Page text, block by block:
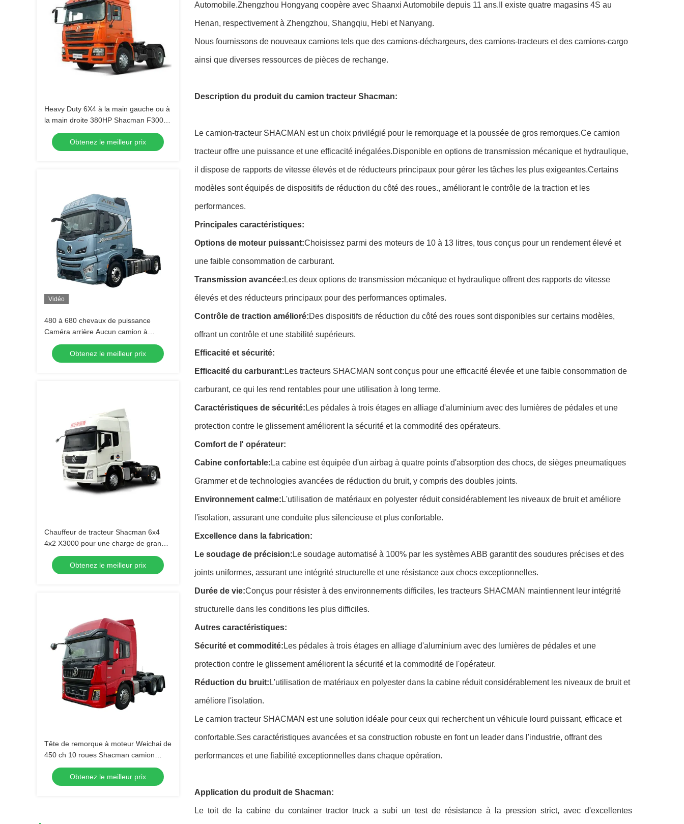
Heavy Duty 6X4 à la main gauche ou à
la main droite 380HP Shacman F3000
Tracteur remorque
Obtenez le meilleur prix
Vidéo
480 à 680 chevaux de puissance
Caméra arrière Aucun camion à
bascule amovible X6000 4x2 560
chevaux 610 chevaux 680 chevaux
Obtenez le meilleur prix
Chauffeur de tracteur Shacman 6x4
4x2 X3000 pour une charge de grande
capacité et les exigences du client
Obtenez le meilleur prix
Tête de remorque à moteur Weichai de
450 ch 10 roues Shacman camion
lourd pour une faible consommation de
carburantObtenez le meilleur prix
Automobile.Zhengzhou Hongyang coopère avec Shaanxi Automobile depuis 11 ans.Il existe quatre magasins 4S au
Henan, respectivement à Zhengzhou, Shangqiu, Hebi et Nanyang.
Nous fournissons de nouveaux camions tels que des camions-déchargeurs, des camions-tracteurs et des camions-cargo
ainsi que diverses ressources de pièces de rechange.
Description du produit du camion tracteur Shacman:
Le camion-tracteur SHACMAN est un choix privilégié pour le remorquage et la poussée de gros remorques.Ce camion
tracteur offre une puissance et une efficacité inégalées.Disponible en options de transmission mécanique et hydraulique,
il dispose de rapports de vitesse élevés et de réducteurs principaux pour gérer les tâches les plus exigeantes.Certains
modèles sont équipés de dispositifs de réduction du côté des roues., améliorant le contrôle de la traction et les
performances.
Principales caractéristiques:
Options de moteur puissant:Choisissez parmi des moteurs de 10 à 13 litres, tous conçus pour un rendement élevé et
une faible consommation de carburant.
Transmission avancée: Les deux options de transmission mécanique et hydraulique offrent des rapports de vitesse
élevés et des réducteurs principaux pour des performances optimales.
Contrôle de traction amélioré:Des dispositifs de réduction du côté des roues sont disponibles sur certains modèles,
offrant un contrôle et une stabilité supérieurs.
Efficacité et sécurité:
Efficacité du carburant: Les tracteurs SHACMAN sont conçus pour une efficacité élevée et une faible consommation de
carburant, ce qui les rend rentables pour une utilisation à long terme.
Caractéristiques de sécurité: Les pédales à trois étages en alliage d'aluminium avec des lumières de pédales et une
protection contre le glissement améliorent la sécurité et la commodité des opérateurs.
Comfort de l' opérateur:
Cabine confortable: La cabine est équipée d'un airbag à quatre points d'absorption des chocs, de sièges pneumatiques
Grammer et de technologies avancées de réduction du bruit, y compris des doubles joints.
Environnement calme: L'utilisation de matériaux en polyester réduit considérablement les niveaux de bruit et améliore
l'isolation, assurant une conduite plus silencieuse et plus confortable.
Excellence dans la fabrication:
Le soudage de précision: Le soudage automatisé à 100% par les systèmes ABB garantit des soudures précises et des
joints uniformes, assurant une intégrité structurelle et une résistance aux chocs exceptionnelles.
Durée de vie:Conçus pour résister à des environnements difficiles, les tracteurs SHACMAN maintiennent leur intégrité
structurelle dans les conditions les plus difficiles.
Autres caractéristiques:
Sécurité et commodité: Les pédales à trois étages en alliage d'aluminium avec des lumières de pédales et une
protection contre le glissement améliorent la sécurité et la commodité de l'opérateur.
Réduction du bruit: L'utilisation de matériaux en polyester dans la cabine réduit considérablement les niveaux de bruit et
améliore l'isolation.
Le camion tracteur SHACMAN est une solution idéale pour ceux qui recherchent un véhicule lourd puissant, efficace et
confortable.Ses caractéristiques avancées et sa construction robuste en font un leader dans l'industrie, offrant des
performances et une fiabilité exceptionnelles dans chaque opération.
Application du produit de Shacman:
Le toit de la cabine du container tractor truck a subi un test de résistance à la pression strict, avec d'excellentes